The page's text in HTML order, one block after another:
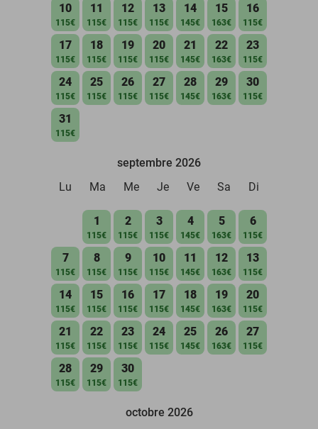
10
115€
11
115€
12
115€
13
115€
14
145€
15
163€
16
115€
17
115€
18
115€
19
115€
20
115€
21
145€
22
163€
23
115€
24
115€
25
115€
26
115€
27
115€
28
145€
29
163€
30
115€
31
115€
septembre 2026
Lu
Ma Me Je Ve Sa Di
1
115€
2
115€
3
115€
4
145€
5
163€
6
115€
7
115€
8
115€
9
115€
10
115€
11
145€
12
163€
13
115€
14
115€
15
115€
16
115€
17
115€
18
145€
19
163€
20
115€
21
115€
22
115€
23
115€
24
115€
25
145€
26
163€
27
115€
28
115€
29
115€
30
115€
octobre 2026